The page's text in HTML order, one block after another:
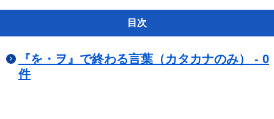
目次
『を・ヲ』で終わる言葉（カタカナのみ） - 0
件